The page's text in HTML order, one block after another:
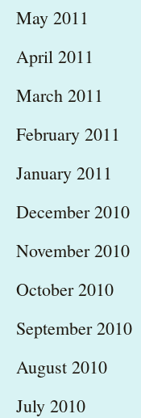
May 2011
April 2011
March 2011
February 2011
January 2011
December 2010
November 2010
October 2010
September 2010
August 2010
July 2010